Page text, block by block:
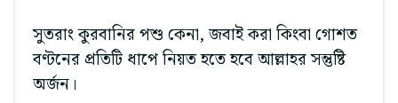
সুতরাং কুরবানির পশু কেনা, জবাই করা কিংবা গোশত
বণ্টনের প্রতিটি ধাপে নিয়ত হতে হবে আল্লাহর সন্তুষ্টি
অর্জন।